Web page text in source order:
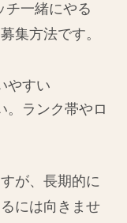
チ一緒にやる
集方法です。
やすい
。ランク帯やロ
が、長期的に
には向きませ